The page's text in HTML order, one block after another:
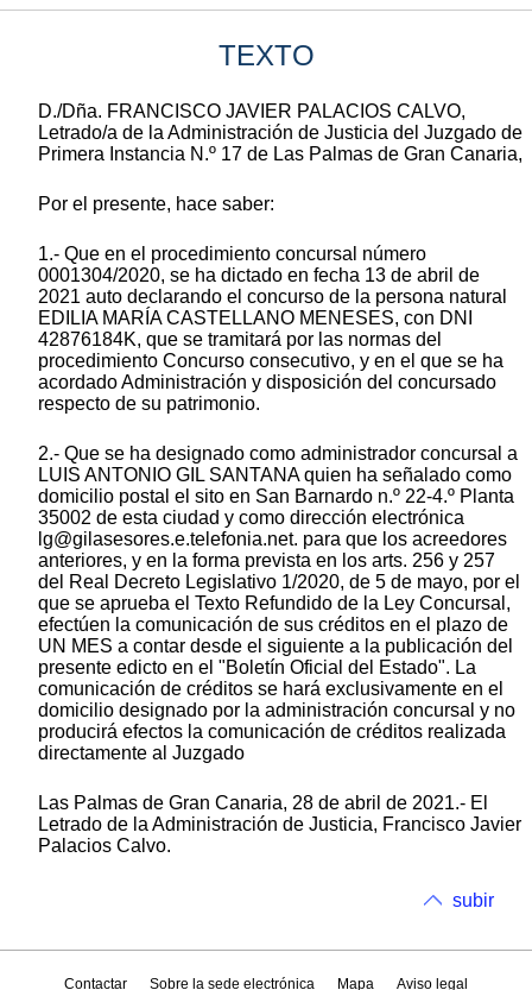
TEXTO
D./Dña. FRANCISCO JAVIER PALACIOS CALVO,
Letrado/a de la Administración de Justicia del Juzgado de
Primera Instancia N.º 17 de Las Palmas de Gran Canaria,
Por el presente, hace saber:
1.- Que en el procedimiento concursal número
0001304/2020, se ha dictado en fecha 13 de abril de
2021 auto declarando el concurso de la persona natural
EDILIA MARÍA CASTELLANO MENESES, con DNI
42876184K, que se tramitará por las normas del
procedimiento Concurso consecutivo, y en el que se ha
acordado Administración y disposición del concursado
respecto de su patrimonio.
2.- Que se ha designado como administrador concursal a
LUIS ANTONIO GIL SANTANA quien ha señalado como
domicilio postal el sito en San Barnardo n.º 22-4.º Planta
35002 de esta ciudad y como dirección electrónica
lg@gilasesores.e.telefonia.net. para que los acreedores
anteriores, y en la forma prevista en los arts. 256 y 257
del Real Decreto Legislativo 1/2020, de 5 de mayo, por el
que se aprueba el Texto Refundido de la Ley Concursal,
efectúen la comunicación de sus créditos en el plazo de
UN MES a contar desde el siguiente a la publicación del
presente edicto en el "Boletín Oficial del Estado". La
comunicación de créditos se hará exclusivamente en el
domicilio designado por la administración concursal y no
producirá efectos la comunicación de créditos realizada
directamente al Juzgado
Las Palmas de Gran Canaria, 28 de abril de 2021.- El
Letrado de la Administración de Justicia, Francisco Javier
Palacios Calvo.
subir
Contactar Sobre la sede electrónica Mapa Aviso legal